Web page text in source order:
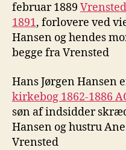
februar 1889
1891, forlovere ved
Hansen og hendes
begge fra Vrensted
Hans Jørgen Hansen
kirkebog 1862-1886
søn af indsidder
Hansen og hustru
Vrensted